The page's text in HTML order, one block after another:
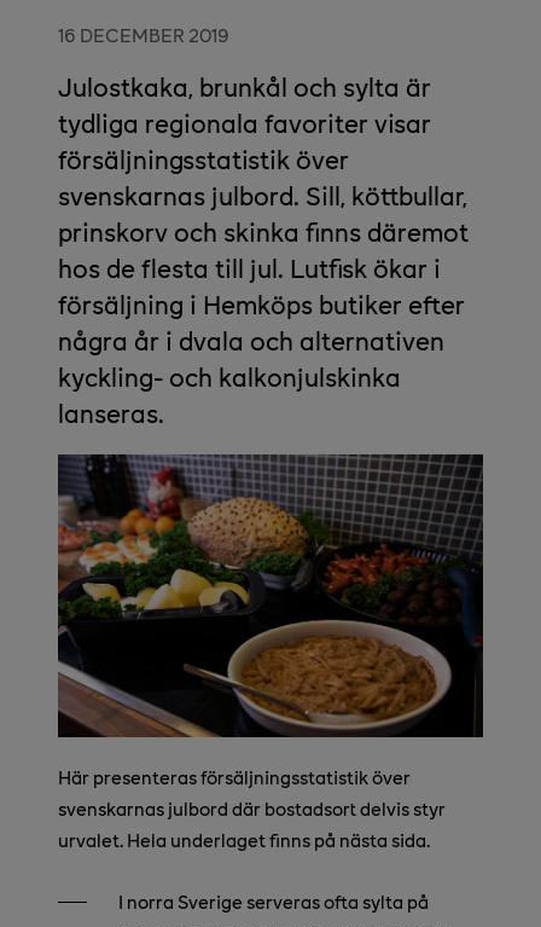
16 DECEMBER 2019
Julostkaka, brunkål och sylta är
tydliga regionala favoriter visar
försäljningsstatistik över
svenskarnas julbord. Sill, köttbullar,
prinskorv och skinka finns däremot
hos de flesta till jul. Lutfisk ökar i
försäljning i Hemköps butiker efter
några år i dvala och alternativen
kyckling- och kalkonjulskinka
lanseras.
Här presenteras försäljningsstatistik över
svenskarnas julbord där bostadsort delvis styr
urvalet. Hela underlaget finns på nästa sida.
I norra Sverige serveras ofta sylta på